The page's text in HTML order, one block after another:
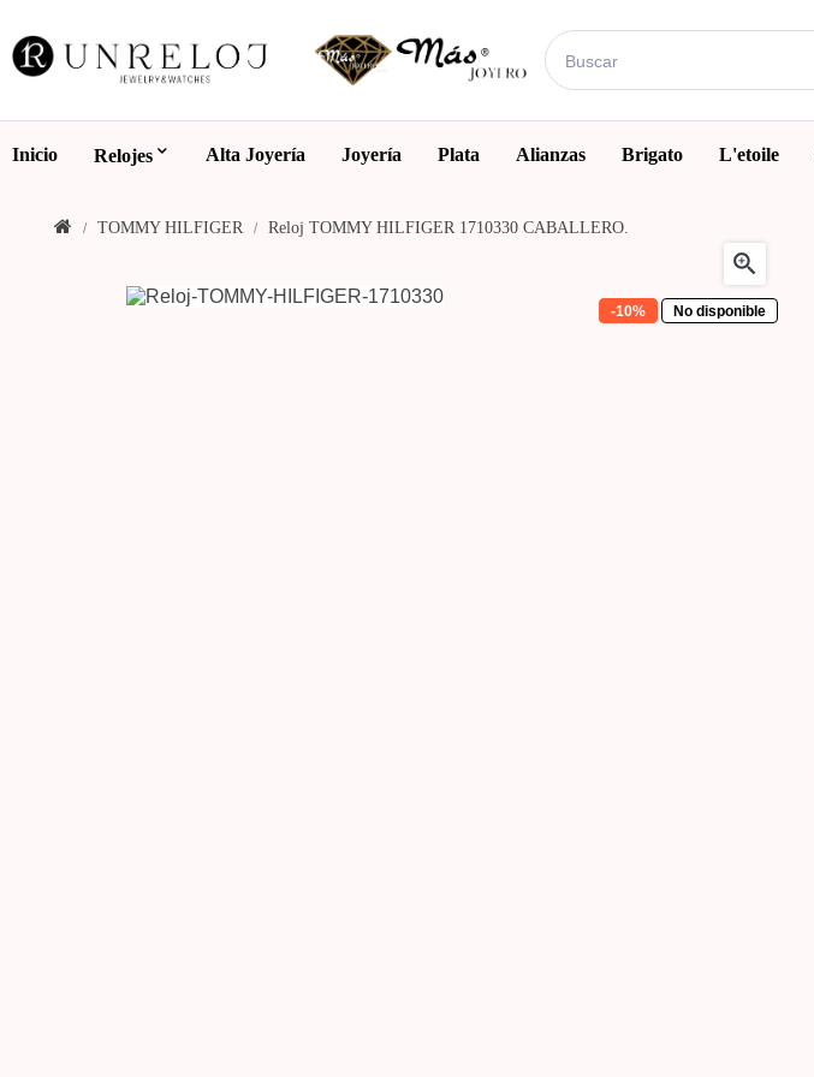
Inicio Relojes Alta Joyería Joyería Plata Alianzas Brigato L'etoile
TOMMY HILFIGER Reloj TOMMY HILFIGER 1710330 CABALLERO.
-10% No disponible
